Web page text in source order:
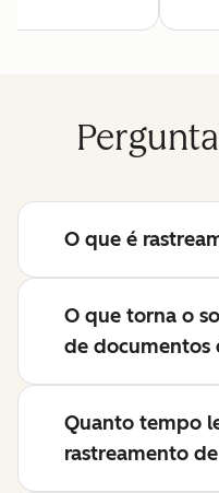
O que é
O que torna o
de documentos
Quanto tempo
rastreamento